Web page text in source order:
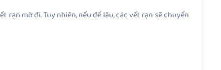
mờ đi. Tuy nhiên, nếu để lâu, các vết rạn sẽ chuyển